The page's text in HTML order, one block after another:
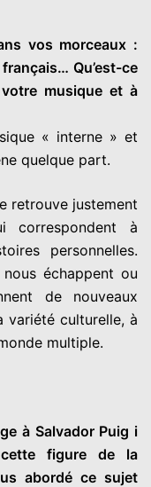
vos morceaux :
Qu’est-ce
musique et à
« interne » et
quelque part.
retrouve justement
correspondent à
personnelles.
échappent ou
de nouveaux
variété culturelle, à
multiple.
à Salvador Puig i
figure de la
abordé ce sujet